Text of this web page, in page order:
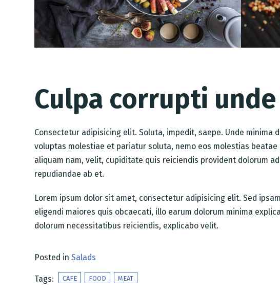
Culpa corrupti
Consectetur adipisicing elit. Soluta, impedit, saepe. Unde
voluptas molestiae et pariatur soluta, nemo eos molestias
aliquam nam, velit, cupiditate quis reiciendis provident dolorum
repudiandae ab et.
Lorem ipsum dolor sit amet, consectetur adipisicing elit. Sed
eligendi maiores quis obcaecati, illo earum dolorum minima
dolorum necessitatibus reiciendis, explicabo velit.
Posted in Salads
Tags: CAFE FOOD MEAT